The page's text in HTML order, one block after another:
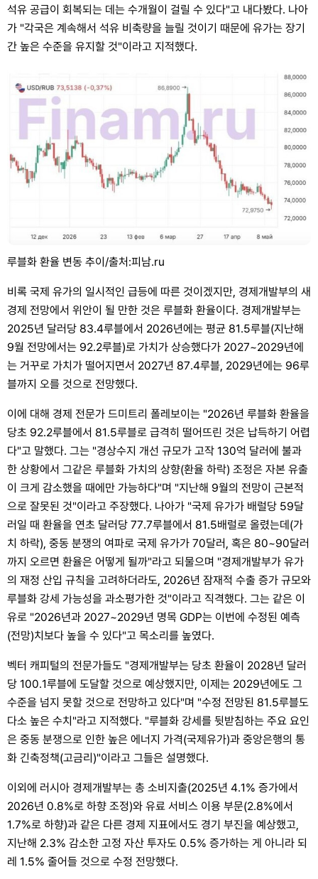
석유 공급이 회복되는 데는 수개월이 걸릴 수 있다"고 내다봤다. 나아
가 "각국은 계속해서 석유 비축량을 늘릴 것이기 때문에 유가는 장기
간 높은 수준을 유지할 것"이라고 지적했다.
루블화 환율 변동 추이/출처:피남.ru
비록 국제 유가의 일시적인 급등에 따른 것이겠지만, 경제개발부의 새
경제 전망에서 위안이 될 만한 것은 루블화 환율이다. 경제개발부는
2025년 달러당 83.4루블에서 2026년에는 평균 81.5루블(지난해
9월 전망에서는 92.2루블)로 가치가 상승했다가 2027~2029년에
는 거꾸로 가치가 떨어지면서 2027년 87.4루블, 2029년에는 96루
블까지 오를 것으로 전망했다.
이에 대해 경제 전문가 드미트리 폴레보이는 "2026년 루블화 환율을
당초 92.2루블에서 81.5루블로 급격히 떨어뜨린 것은 납득하기 어렵
다"고 말했다. 그는 "경상수지 개선 규모가 고작 130억 달러에 불과
한 상황에서 그같은 루블화 가치의 상향(환율 하락) 조정은 자본 유출
이 크게 감소했을 때에만 가능하다"며 "지난해 9월의 전망이 근본적
으로 잘못된 것"이라고 주장했다. 나아가 "국제 유가가 배럴당 59달
러일 때 환율을 연초 달러당 77.7루블에서 81.5배럴로 올렸는데(가
치 하락), 중동 분쟁의 여파로 국제 유가가 70달러, 혹은 80~90달러
까지 오르면 환율은 어떻게 될까"라고 되물으며 "경제개발부가 유가
의 재정 산입 규칙을 고려하더라도, 2026년 잠재적 수출 증가 규모와
루블화 강세 가능성을 과소평가한 것"이라고 직격했다. 그는 같은 이
유로 "2026년과 2027~2029년 명목 GDP는 이번에 수정된 예측
(전망)치보다 높을 수 있다"고 목소리를 높였다.
벡터 캐피털의 전문가들도 "경제개발부는 당초 환율이 2028년 달러
당 100.1루블에 도달할 것으로 예상했지만, 이제는 2029년에도 그
수준을 넘지 못할 것으로 전망하고 있다"며 "수정 전망된 81.5루블도
다소 높은 수치"라고 지적했다. "루블화 강세를 뒷받침하는 주요 요인
은 중동 분쟁으로 인한 높은 에너지 가격(국제유가)과 중앙은행의 통
화 긴축정책(고금리)"이라고 그들은 설명했다.
이외에 러시아 경제개발부는 총 소비지출(2025년 4.1% 증가에서
2026년 0.8%로 하향 조정)와 유료 서비스 이용 부문(2.8%에서
1.7%로 하향)과 같은 다른 경제 지표에서도 경기 부진을 예상했고,
지난해 2.3% 감소한 고정 자산 투자도 0.5% 증가하는 게 아니라 되
레 1.5% 줄어들 것으로 수정 전망했다.